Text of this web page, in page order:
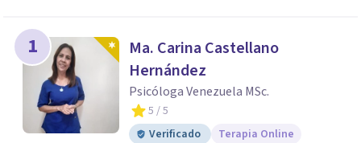
1
Ma. Carina Castellano
Hernández
Psicóloga Venezuela MSc.
5 / 5
Verificado
Terapia Online